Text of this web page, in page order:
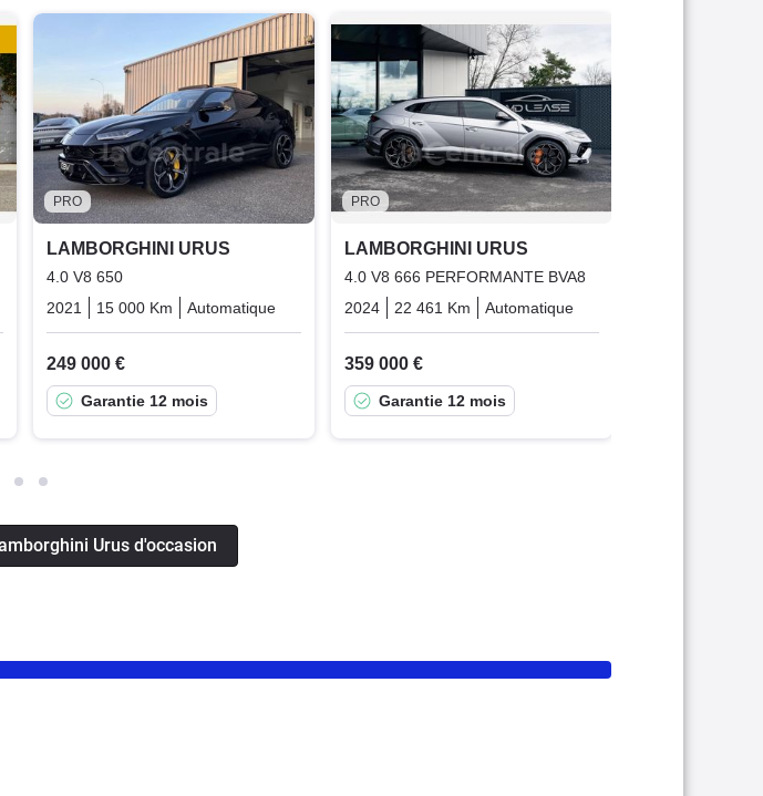
Essence
PRO
LAMBORGHINI URUS
4.0 V8 650
2021
15 000 Km Automatique Essence
249 000 €
Garantie 12 mois
PRO
LAMBORGHINI URUS
4.0 V8 666 PERFORMANTE BVA8
2024
22 461 Km Automatique
359 000 €
Garantie 12 mois
Urus d'occasion